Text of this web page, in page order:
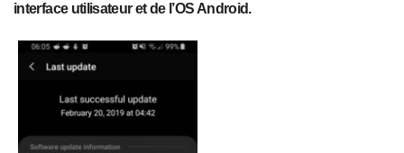
interface utilisateur et de l’OS Android.